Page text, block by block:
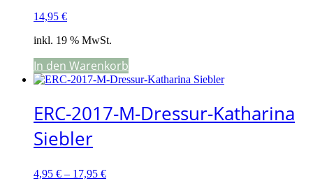
14,95 €
inkl. 19 % MwSt.
In den Warenkorb
ERC-2017-M-Dressur-Katharina
Siebler
4,95 € – 17,95 €